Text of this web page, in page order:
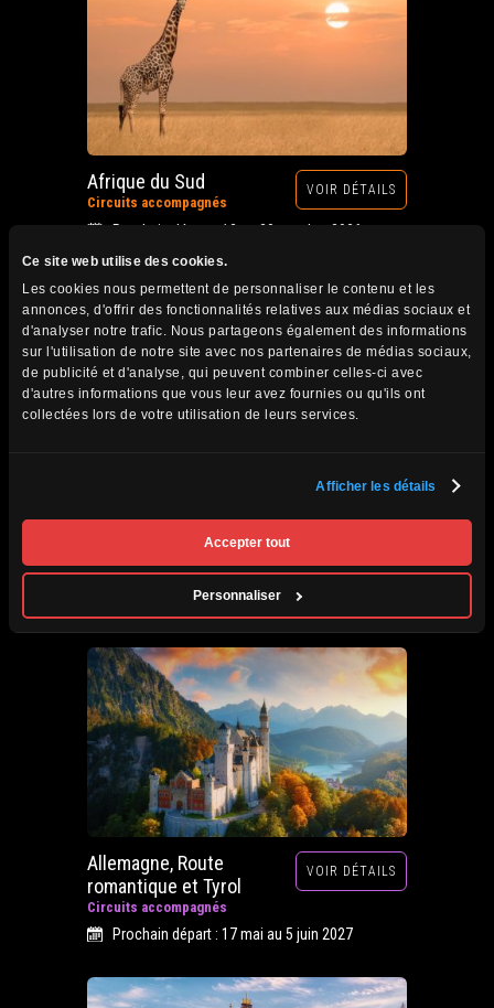
Ce site web utilise des cookies.
Les cookies nous permettent de personnaliser le contenu et les
annonces, d'offrir des fonctionnalités relatives aux médias sociaux et
d'analyser notre trafic. Nous partageons également des informations
sur l'utilisation de notre site avec nos partenaires de médias sociaux,
de publicité et d'analyse, qui peuvent combiner celles-ci avec
d'autres informations que vous leur avez fournies ou qu'ils ont
collectées lors de votre utilisation de leurs services.
Afficher les détails
Accepter tout
Personnaliser
Afrique du Sud
Circuits accompagnés
VOIR DÉTAILS
Prochain départ : 12 au 28 octobre 2026
Allemagne, Route
romantique et Tyrol
Circuits accompagnés
VOIR DÉTAILS
Prochain départ : 17 mai au 5 juin 2027